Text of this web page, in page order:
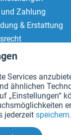
Zahlung
& Erstattung
Versandkosten .
Services
ähnlichen
„Einstellungen“
jederzeit speichern.